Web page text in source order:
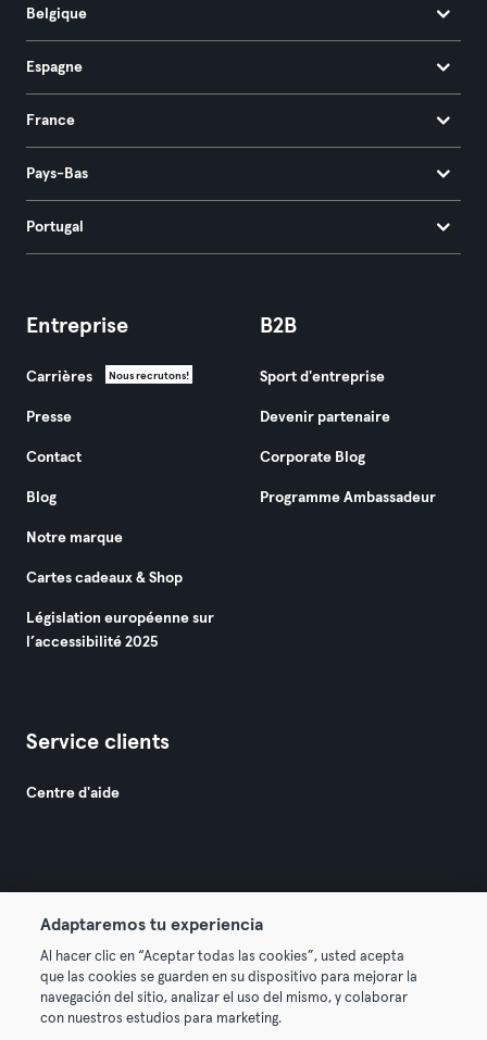
Belgique
Espagne
France
Pays-Bas
Portugal
Entreprise
Carrières Nous recrutons!
Presse
Contact
Blog
Notre marque
Cartes cadeaux & Shop
Législation européenne sur
l’accessibilité 2025
B2B
Sport d'entreprise
Devenir partenaire
Corporate Blog
Programme Ambassadeur
Service clients
Centre d'aide
Conditions générales Politique de confidentialité
Mentions légales Résilier les contrats ici
Adaptaremos tu experiencia
Al hacer clic en “Aceptar todas las cookies”, usted acepta
que las cookies se guarden en su dispositivo para mejorar la
navegación del sitio, analizar el uso del mismo, y colaborar
con nuestros estudios para marketing.